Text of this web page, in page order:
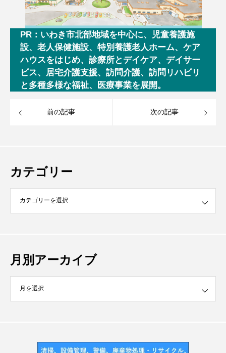
PR：いわき市北部地域を中心に、児童養護施
設、老人保健施設、特別養護老人ホーム、ケア
ハウスをはじめ、診療所とデイケア、デイサー
ビス、居宅介護支援、訪問介護、訪問リハビリ
と多種多様な福祉、医療事業を展開。
前の記事 次の記事
カテゴリー
月別アーカイブ